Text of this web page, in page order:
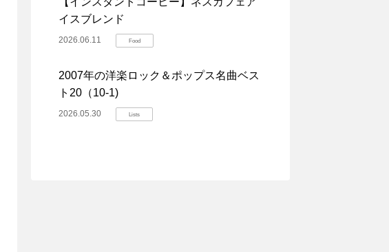
イスブレンド
2026.06.11 Food
2007年の洋楽ロック＆ポップス名曲ベス
ト20（10-1)
2026.05.30 Lists